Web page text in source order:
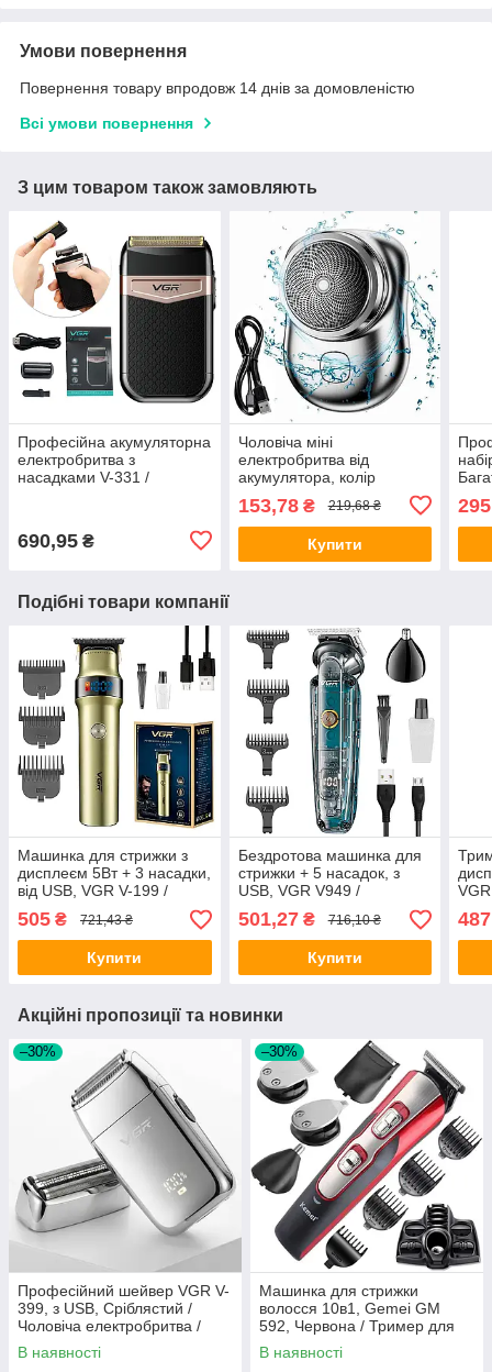
Умови повернення
Повернення товару впродовж 14 днів за домовленістю
Всі умови повернення
З цим товаром також замовляють
Професійна акумуляторна
електробритва з
насадками V-331 /
690,95 ₴
Чоловіча міні
електробритва від
акумулятора, колір
бритва / Дорожня
електробритва
153,78₴ 219,68 ₴
Купити
295
Подібні товари компанії
Машинка для стрижки з
дисплеєм 5Вт + 3 насадки,
від USB, VGR V-199 /
Тример для стрижки /
Тример чоловічий
505 ₴ 721,43 ₴
Купити
Бездротова машинка для
стрижки + 5 насадок, з
USB, VGR V949 /
Чоловічий тример /
Тример для стрижки
волосся
501,27₴ 716,10 ₴
Купити
Акційні пропозиції та новинки
–30%
Професійний шейвер VGR V-
399, з USB, Сріблястий /
Чоловіча електробритва /
Портативна акумуляторна
бритва
В наявності
–30%
Машинка для стрижки
волосся 10в1, Gemei GM
592, Червона / Тример для
стрижки вусів, бороди /
Електробритва
В наявності